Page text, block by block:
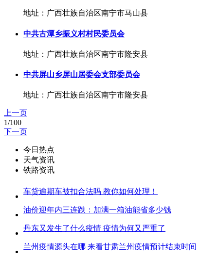
地址：广西壮族自治区南宁市马山县
中共古潭乡振义村村民委员会
地址：广西壮族自治区南宁市隆安县
中共屏山乡屏山居委会支部委员会
地址：广西壮族自治区南宁市隆安县
上一页
1/100
下一页
今日热点
天气资讯
铁路资讯
车贷逾期车被扣合法吗 教你如何处理！
油价迎年内三连跌：加满一箱油能省多少钱
丹东又发生了什么疫情 疫情为何又严重了
兰州疫情源头在哪 来看甘肃兰州疫情预计结束时间